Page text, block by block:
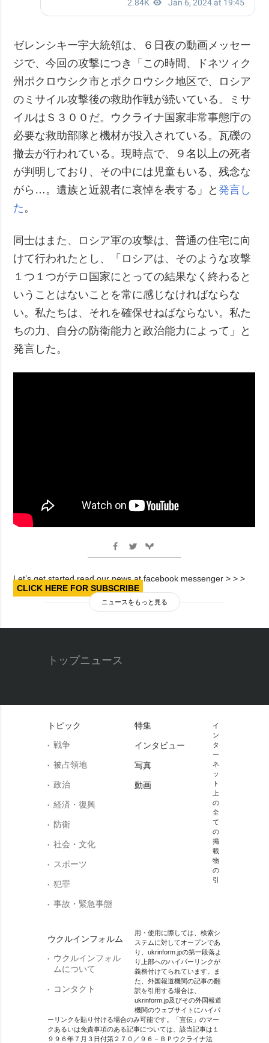
ゼレンシキー宇大統領は、６日夜の動画メッセー
ジで、今回の攻撃につき「この時間、ドネツィク
州ポクロウシク市とポクロウシク地区で、ロシア
のミサイル攻撃後の救助作戦が続いている。ミサ
イルはＳ３００だ。ウクライナ国家非常事態庁の
必要な救助部隊と機材が投入されている。瓦礫の
撤去が行われている。現時点で、９名以上の死者
が判明しており、その中には児童もいる、残念な
がら…。遺族と近親者に哀悼を表する」と発言し
た 。
同士はまた、ロシア軍の攻撃は、普通の住宅に向
けて行われたとし、「ロシアは、そのような攻撃
１つ１つがテロ国家にとっての結果なく終わると
いうことはないことを常に感じなければならな
い。私たちは、それを確保せねばならない。私た
ちの力、自分の防衛能力と政治能力によって」と
発言した。
Let’s get started read our news at facebook messenger > > >
CLICK HERE FOR SUBSCRIBE
ニュースをもっと見る
トップニュース
トピック
戦争
被占領地
政治
経済・復興
防衛
社会・文化
スポーツ
犯罪
事故・緊急事態
ウクルインフォルム
ウクルインフォル
ムについて
コンタクト
特集
インタビュー
写真
動画
イ
ン
タ
ー
ネ
ッ
ト
上
の
全
て
の
掲
載
物
の
引
用・使用に際しては、検索シ
ステムに対してオープンであ
り、ukrinform.jpの第一段落よ
り上部へのハイパーリンクが
義務付けてられています。ま
た、外国報道機関の記事の翻
訳を引用する場合は、
ukrinform.jp及びその外国報道
機関のウェブサイトにハイパ
ーリンクを貼り付ける場合のみ可能です。「宣伝」のマー
クあるいは免責事項のある記事については、該当記事は１
９９６年７月３日付第２７０／９６－ＢＰウクライナ法